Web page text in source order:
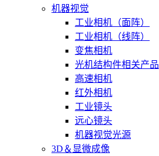
机器视觉
工业相机（面阵）
工业相机（线阵）
变焦相机
光机结构件相关产品
高速相机
红外相机
工业镜头
远心镜头
机器视觉光源
3D＆显微成像